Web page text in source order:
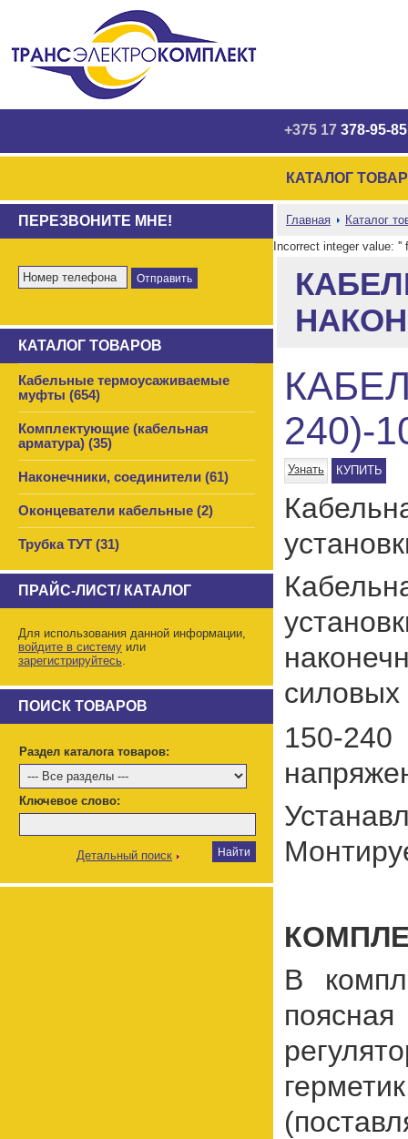
+375 17 378-95-85
КАТАЛОГ
ПЕРЕЗВОНИТЕ МНЕ!
КАТАЛОГ ТОВАРОВ
Кабельные термоусаживаемые
муфты (654)
Комплектующие (кабельная
арматура) (35)
Наконечники, соединители (61)
Оконцеватели кабельные (2)
Трубка ТУТ (31)
ПРАЙС-ЛИСТ/ КАТАЛОГ
Для использования данной информации,
войдите в систему или
зарегистрируйтесь.
ПОИСК ТОВАРОВ
Раздел каталога товаров:
Ключевое слово:
Детальный поиск
Главная
Каталог
Incorrect integer value:
240)-
Узнать КУПИТЬ
150-
В